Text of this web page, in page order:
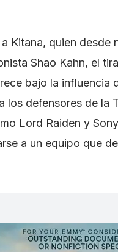
Kitana, quien desde
Shao Kahn, el
bajo la influencia
los defensores de la
Lord Raiden y
a un equipo que